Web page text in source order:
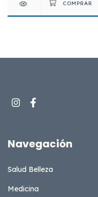
Navegación
Salud Belleza
Medicina